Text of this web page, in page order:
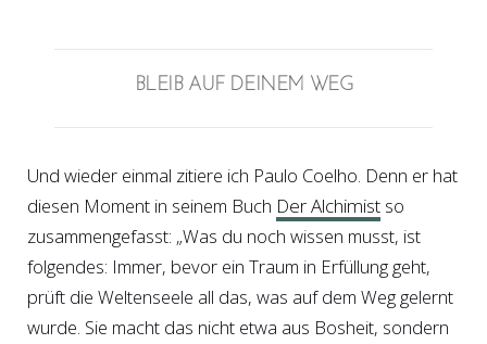
BLEIB AUF DEINEM WEG
Und wieder einmal zitiere ich Paulo Coelho. Denn er hat
diesen Moment in seinem Buch Der Alchimist so
zusammengefasst: „Was du noch wissen musst, ist
folgendes: Immer, bevor ein Traum in Erfüllung geht,
prüft die Weltenseele all das, was auf dem Weg gelernt
wurde. Sie macht das nicht etwa aus Bosheit, sondern